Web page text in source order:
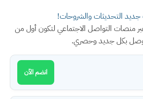
جديد التحديثات والشروحات!
عبر منصات التواصل الاجتماعي لتكون أول من
بكل جديد وحصري.
انضم الآن